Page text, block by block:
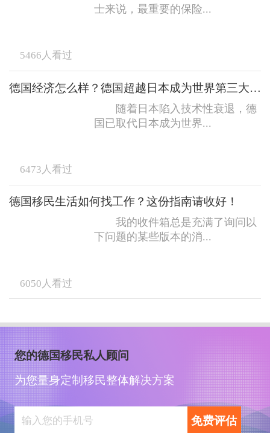
士来说，最重要的保险...
5466 人看过
德国经济怎么样？德国超越日本成为世界第三大经济体
随着日本陷入技术性衰退，德
国已取代日本成为世界...
6473 人看过
德国移民生活如何找工作？这份指南请收好！
我的收件箱总是充满了询问以
下问题的某些版本的消...
6050 人看过
您的德国移民私人顾问
为您量身定制移民整体解决方案
免费评估